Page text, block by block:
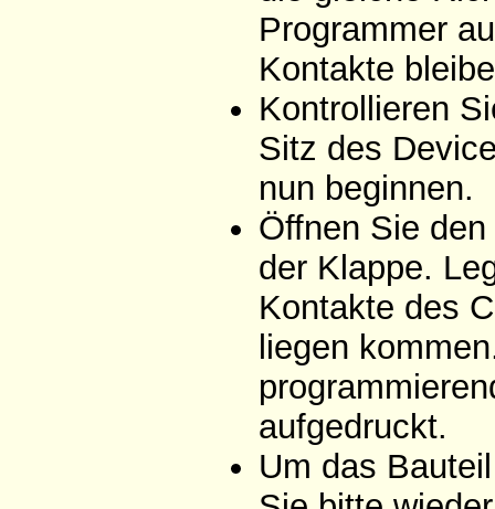
Programmer
Kontakte
Kontrollieren
Sitz des
nun beginnen.
Öffnen Sie
der Klappe.
Kontakte des
liegen
aufgedruckt.
Um das